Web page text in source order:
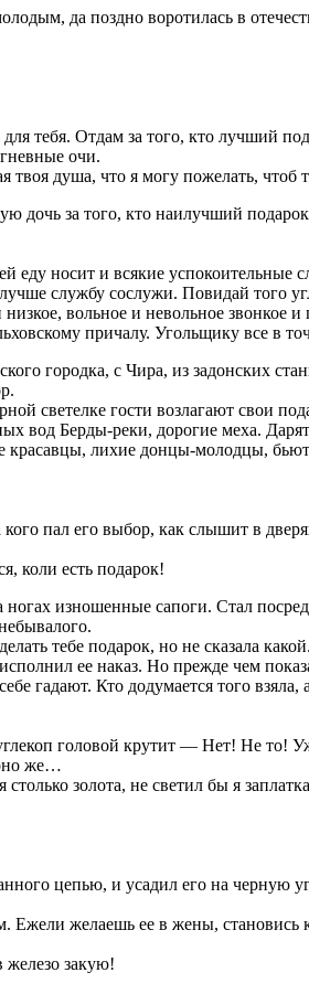
да поздно воротилась в
тебя. Отдам за того, кто лучший
очи.
душа, что я могу пожелать, чтоб
дочь за того, кто наилучший
еду носит и всякие успокоительные
службу сослужи. Повидай того
вольное и невольное
причалу. Угольщику все в
городка, с Чира, из задонских
светелке гости возлагают свои
вод Берды-реки, дорогие меха.
лихие донцы-молодцы,
кого пал его выбор, как слышит в
коли есть подарок!
изношенные сапоги. Стал
тебе подарок, но не сказала
ее наказ. Но прежде чем
гадают. Кто додумается того
головой крутит — Нет! Не то!
же…
золота, не светил бы я
цепью, и усадил его на черную
желаешь ее в жены, становись
железо закую!